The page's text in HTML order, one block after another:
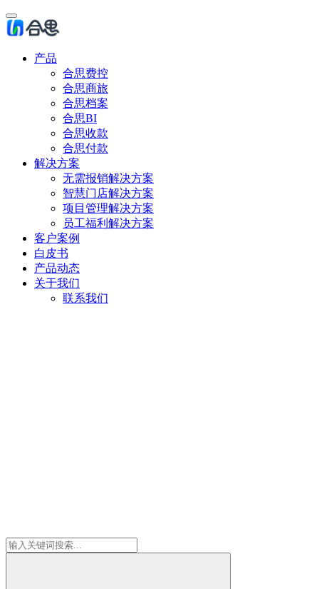
产品
合思费控
合思商旅
合思档案
合思BI
合思收款
合思付款
解决方案
无需报销解决方案
智慧门店解决方案
项目管理解决方案
员工福利解决方案
客户案例
白皮书
产品动态
关于我们
联系我们